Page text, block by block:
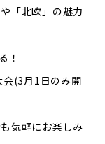
「北欧」の魅力
！
会(3月1日のみ開
気軽にお楽しみ